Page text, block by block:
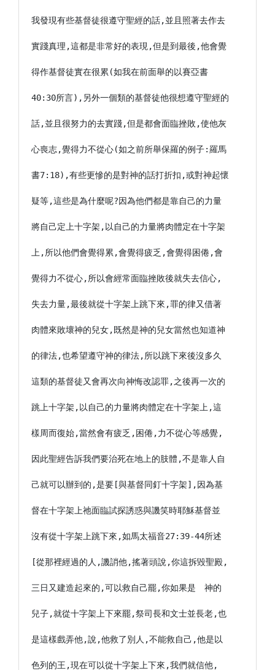
我發現有些基督徒很遵守聖經的話,並且照著去作去
實踐真理,這都是非常好的表現,但是到最後,他會覺
得作基督徒實在很累(如我在前面舉的以賽亞書
40:30所言),另外一個類的基督徒他很想遵守聖經的
話,並且很努力的去實踐,但是都會面臨挫敗,使他灰
心喪志,覺得力不從心(如之前所舉保羅的例子:羅馬
書7:18),有些更慘的是對神的話打折扣,或對神起懷
疑等,這些是為什麼呢?因為他們都是靠自己的力量
將自己定上十字架,以自己的力量將肉體定在十字架
上,所以他們會覺得累,會覺得疲乏,會覺得困倦,會
覺得力不從心,所以會經常面臨挫敗後就失去信心,
失去力量,最後就從十字架上跳下來,罪的律又借著
肉體來敗壞神的兒女,既然是神的兒女當然也知道神
的律法,也希望遵守神的律法,所以跳下來後沒多久
這類的基督徒又會再次向神悔改認罪,之後再一次的
跳上十字架,以自己的力量將肉體定在十字架上,這
樣周而復始,當然會有疲乏,困倦,力不從心等感覺,
因此聖經告訴我們要治死在地上的肢體,不是靠人自
己就可以辦到的,是要[與基督同釘十字架],因為基
督在十字架上祂面臨試探誘惑與譏笑時耶穌基督並
沒有從十字架上跳下來,如馬太福音27:39-44所述
[從那裡經過的人,譏誚他,搖著頭說,你這拆毀聖殿,
三日又建造起來的,可以救自己罷,你如果是　神的
兒子,就從十字架上下來罷,祭司長和文士並長老,也
是這樣戲弄他,說,他救了別人,不能救自己,他是以
色列的王,現在可以從十字架上下來,我們就信他,